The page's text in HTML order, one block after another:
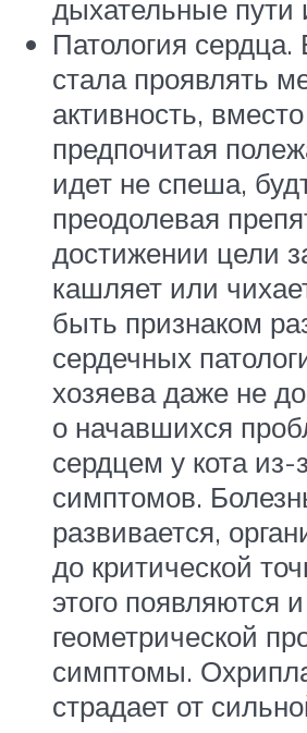
дыхательные пути
Патология
стала проявлять
активность,
предпочитая
идет не спеша,
преодолевая
достижении цели
кашляет или
быть признаком
сердечных
хозяева даже не
о начавшихся
сердцем у кота из-
симптомов.
развивается,
до критической
этого появляются
геометрической
симптомы.
страдает от